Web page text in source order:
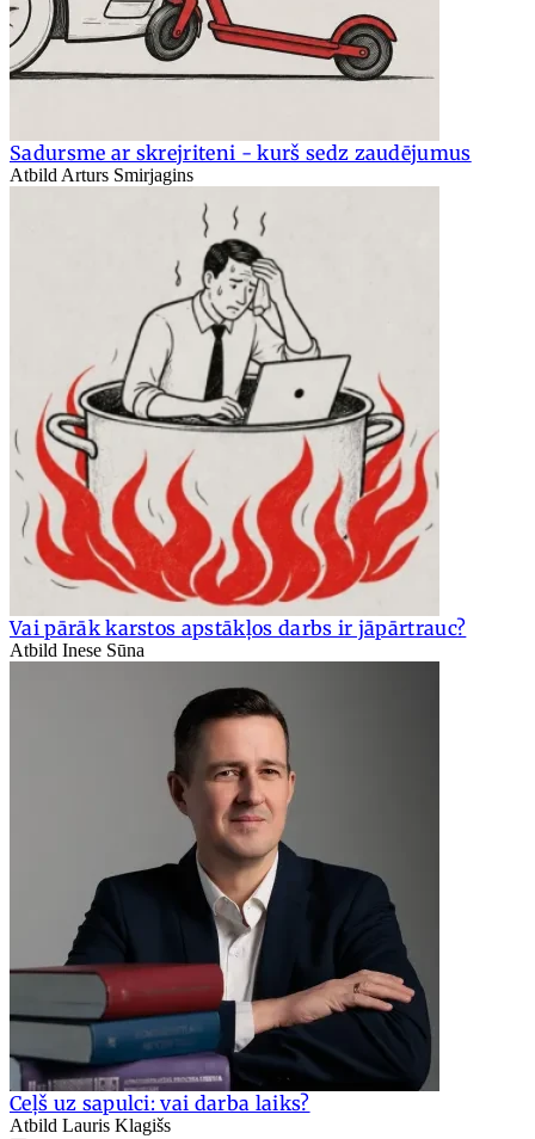
Sadursme ar skrejriteni - kurš sedz zaudējumus
Atbild Arturs Smirjagins
Vai pārāk karstos apstākļos darbs ir jāpārtrauc?
Atbild Inese Sūna
Ceļš uz sapulci: vai darba laiks?
Atbild Lauris Klagišs